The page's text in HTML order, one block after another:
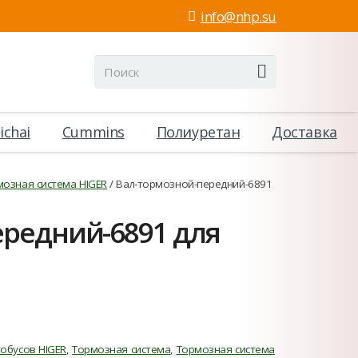
info@nhp.su
Cummins Полиуретан Доставка
система HIGER/ Вал-тормозной-передний-6891
6891 для
HIGER,Тормозная система,Тормозная система